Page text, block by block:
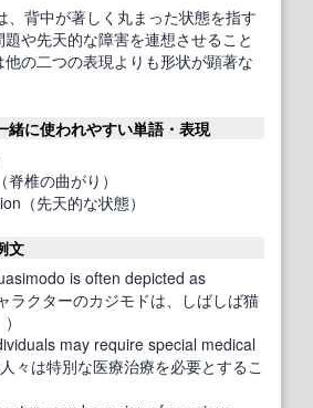
、背中が著しく丸まった状態を指す
や先天的な障害を連想させること
の二つの表現よりも形状が顕著な
に使われやすい単語・表現
椎の曲がり）
（先天的な状態）
文
is often depicted as
ラクターのカジモドは、しばしば猫
may require special medical
々は特別な医療治療を必要とするこ